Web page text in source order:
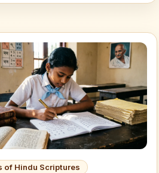
of Hindu Scriptures